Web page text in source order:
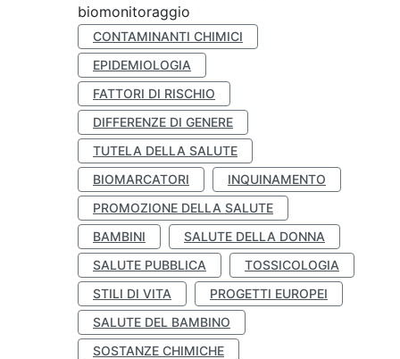
biomonitoraggio
CONTAMINANTI CHIMICI
EPIDEMIOLOGIA
FATTORI DI RISCHIO
DIFFERENZE DI GENERE
TUTELA DELLA SALUTE
BIOMARCATORI
INQUINAMENTO
PROMOZIONE DELLA SALUTE
BAMBINI
SALUTE DELLA DONNA
SALUTE PUBBLICA
TOSSICOLOGIA
STILI DI VITA
PROGETTI EUROPEI
SALUTE DEL BAMBINO
SOSTANZE CHIMICHE